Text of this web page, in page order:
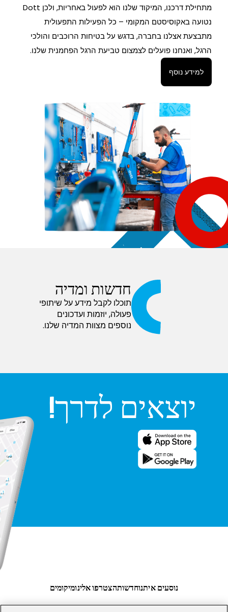
מתחילת דרכנו, המיקוד שלנו הוא לפעול באחריות, ולכן Dott
נטועה באקוסיסטם המקומי – כל הפעילות התפעולית
מתבצעת אצלנו בחברה, בדגש על בטיחות הרוכבים והולכי
הרגל, ואנחנו פועלים לצמצום טביעת הרגל הפחמנית שלנו.
למידע נוסף
חדשות ומדיה
תוכלו לקבל מידע על שיתופי
פעולה, יוזמות ועדכונים
נוספים מצוות המדיה שלנו.
יוצאים לדרך!
נוסעים איתנוחדשותהצטרפו אלינומיקומים